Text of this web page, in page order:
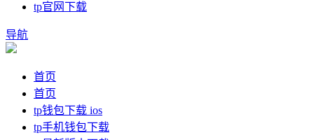
tp官网下载
导航
首页
首页
tp钱包下载 ios
tp手机钱包下载